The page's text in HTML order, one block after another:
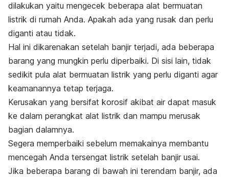
dilakukan yaitu mengecek beberapa alat bermuatan
listrik di rumah Anda. Apakah ada yang rusak dan perlu
diganti atau tidak.
Hal ini dikarenakan setelah banjir terjadi, ada beberapa
barang yang mungkin perlu diperbaiki. Di sisi lain, tidak
sedikit pula alat bermuatan listrik yang perlu diganti agar
keamanannya tetap terjaga.
Kerusakan yang bersifat korosif akibat air dapat masuk
ke dalam perangkat alat listrik dan mampu merusak
bagian dalamnya.
Segera memperbaiki sebelum memakainya membantu
mencegah Anda tersengat listrik setelah banjir usai.
Jika beberapa barang di bawah ini terendam banjir, ada